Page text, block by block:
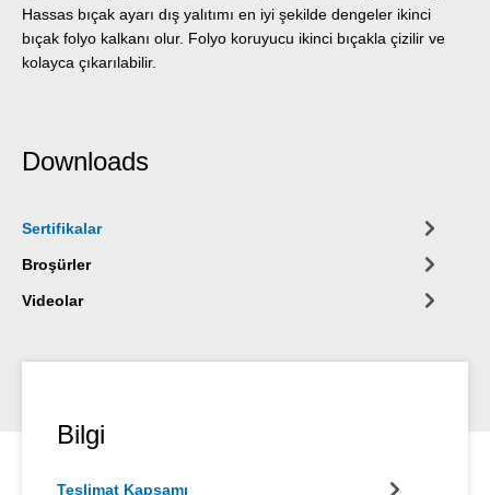
Hassas bıçak ayarı dış yalıtımı en iyi şekilde dengeler ikinci
bıçak folyo kalkanı olur. Folyo koruyucu ikinci bıçakla çizilir ve
kolayca çıkarılabilir.
Downloads
Sertifikalar
Broşürler
Videolar
Bilgi
Teslimat Kapsamı